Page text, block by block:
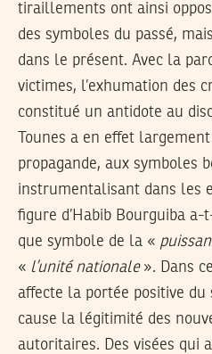
tiraillements ont ainsi
des symboles du passé,
dans le présent. Avec la
victimes, l’exhumation des
constitué un antidote au
Tounes a en effet
propagande, aux symboles
instrumentalisant dans les
figure d’Habib Bourguiba
que symbole de la «
« l’unité nationale». Dans
affecte la portée positive
cause la légitimité des
autoritaires. Des visées qui